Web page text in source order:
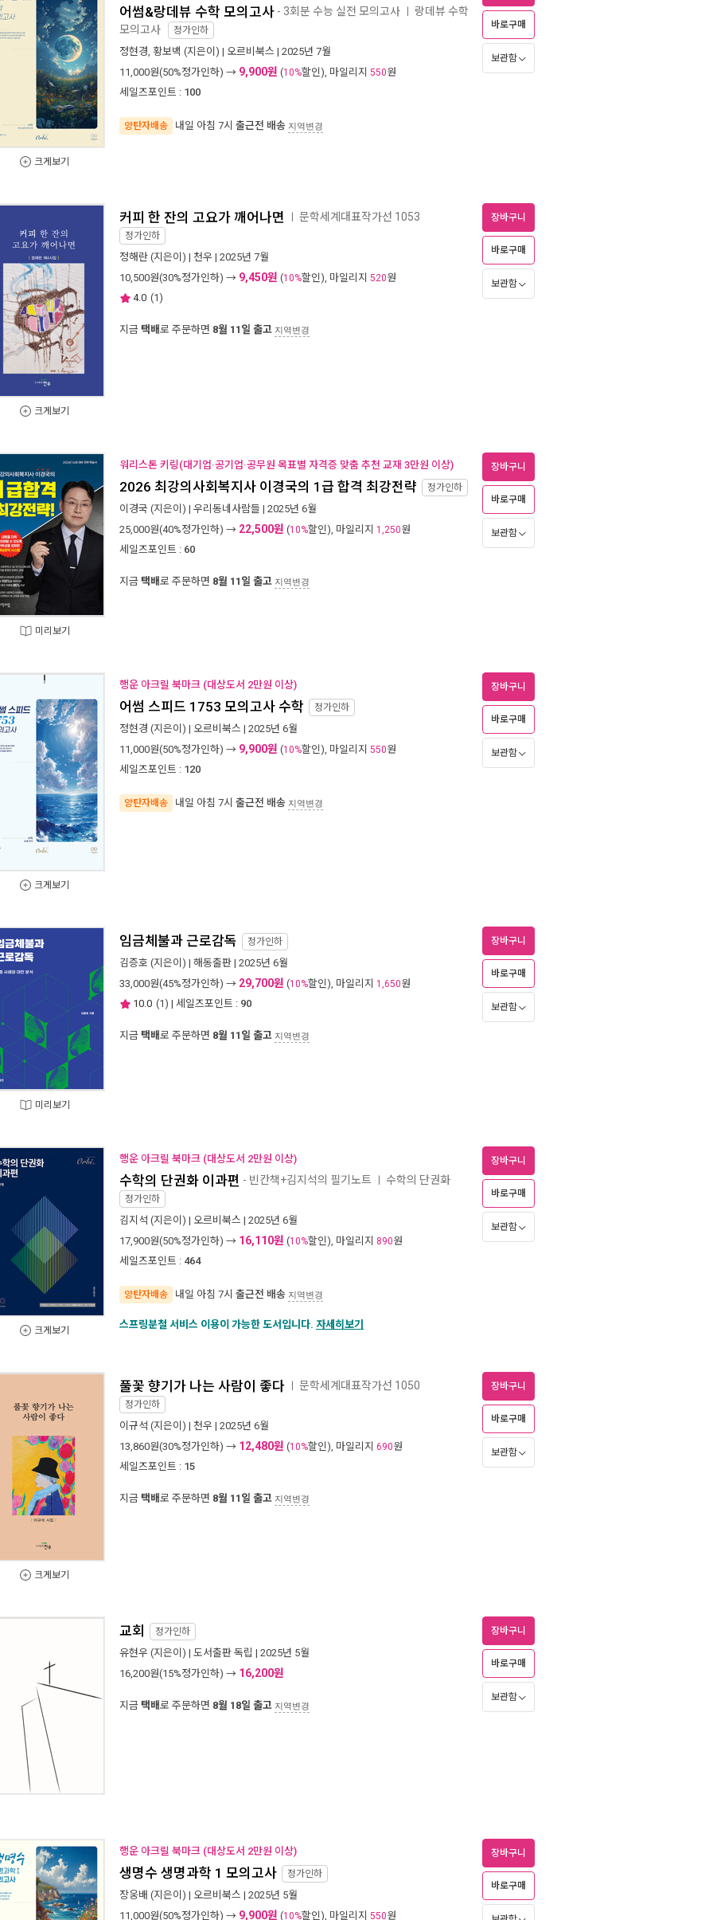
크게보기
어썸&랑데뷰 수학 모의고사 - 3회분 수능 실전 모의고사 랑데뷰 수학
모의고사 정가인하
정현경, 황보백 (지은이) | 오르비북스 | 2025년 7월
11,000원(50%정가인하) → 9,900원 (10%할인), 마일리지 550원
세일즈포인트 : 100
양탄자배송 내일 아침 7시 출근전 배송 지역변경
바로구매
보관함
크게보기
커피 한 잔의 고요가 깨어나면 문학세계대표작가선 1053
정가인하
정해란 (지은이) | 천우 | 2025년 7월
10,500원(30%정가인하) → 9,450원 (10%할인), 마일리지 520원
4.0 (1)
지금 택배로 주문하면 8월 11일 출고 지역변경
장바구니
바로구매
보관함
미리보기
워리스톤 키링(대기업·공기업·공무원 목표별 자격증 맞춤 추천 교재 3만원 이상)
2026 최강의사회복지사 이경국의 1급 합격 최강전략 정가인하
이경국 (지은이) | 우리동네사람들 | 2025년 6월
25,000원(40%정가인하) → 22,500원 (10%할인), 마일리지 1,250원
세일즈포인트 : 60
지금 택배로 주문하면 8월 11일 출고 지역변경
장바구니
바로구매
보관함
크게보기
행운 아크릴 북마크 (대상도서 2만원 이상)
어썸 스피드 1753 모의고사 수학 정가인하
정현경 (지은이) | 오르비북스 | 2025년 6월
11,000원(50%정가인하) → 9,900원 (10%할인), 마일리지 550원
세일즈포인트 : 120
양탄자배송 내일 아침 7시 출근전 배송 지역변경
장바구니
바로구매
보관함
미리보기
임금체불과 근로감독 정가인하
김증호 (지은이) | 해동출판 | 2025년 6월
33,000원(45%정가인하) → 29,700원 (10%할인), 마일리지 1,650원
10.0 (1) | 세일즈포인트 : 90
지금 택배로 주문하면 8월 11일 출고 지역변경
장바구니
바로구매
보관함
크게보기
행운 아크릴 북마크 (대상도서 2만원 이상)
수학의 단권화 이과편 - 빈칸책+김지석의 필기노트 수학의 단권화
정가인하
김지석 (지은이) | 오르비북스 | 2025년 6월
17,900원(50%정가인하) → 16,110원 (10%할인), 마일리지 890원
세일즈포인트 : 464
양탄자배송 내일 아침 7시 출근전 배송 지역변경
장바구니
바로구매
보관함
스프링분철 서비스 이용이 가능한 도서입니다. 자세히보기
크게보기
풀꽃 향기가 나는 사람이 좋다 문학세계대표작가선 1050
정가인하
이규석 (지은이) | 천우 | 2025년 6월
13,860원(30%정가인하) → 12,480원 (10%할인), 마일리지 690원
세일즈포인트 : 15
지금 택배로 주문하면 8월 11일 출고 지역변경
장바구니
바로구매
보관함
교회 정가인하
유현우 (지은이) | 도서출판 독립 | 2025년 5월
16,200원(15%정가인하) → 16,200원
지금 택배로 주문하면 8월 18일 출고 지역변경
장바구니
바로구매
보관함
행운 아크릴 북마크 (대상도서 2만원 이상)
생명수 생명과학 1 모의고사 정가인하
장웅배 (지은이) | 오르비북스 | 2025년 5월
11,000원(50%정가인하) → 9,900원 (10%할인), 마일리지 550원
장바구니
바로구매